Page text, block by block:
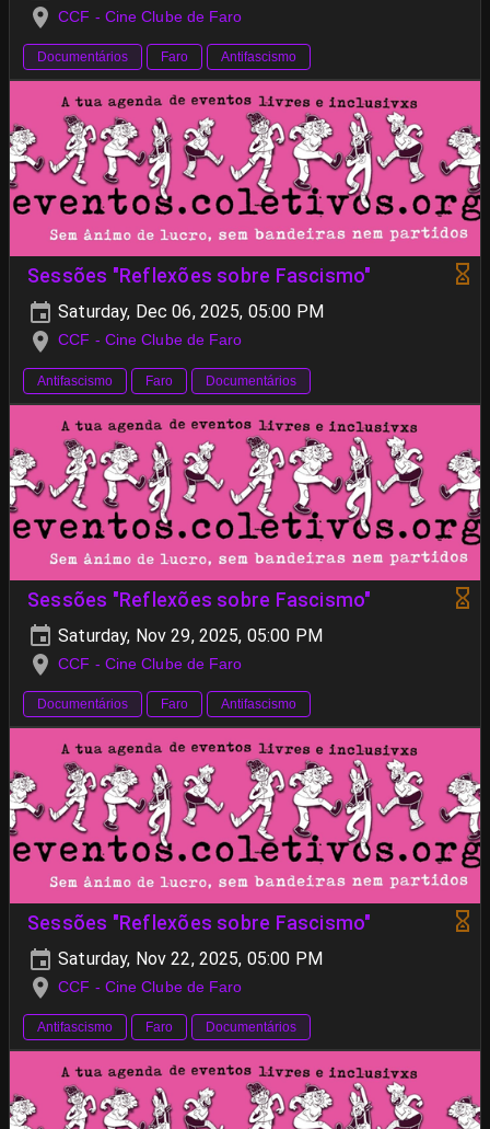
CCF - Cine Clube de Faro
Documentários Faro Antifascismo
Sessões "Reflexões sobre Fascismo"
Saturday, Dec 06, 2025, 05:00 PM
CCF - Cine Clube de Faro
Antifascismo Faro Documentários
Sessões "Reflexões sobre Fascismo"
Saturday, Nov 29, 2025, 05:00 PM
CCF - Cine Clube de Faro
Documentários Faro Antifascismo
Sessões "Reflexões sobre Fascismo"
Saturday, Nov 22, 2025, 05:00 PM
CCF - Cine Clube de Faro
Antifascismo Faro Documentários